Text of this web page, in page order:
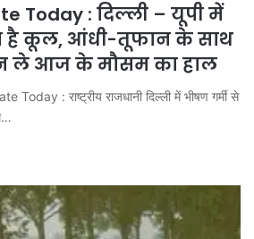
Today : दिल्ली – यूपी में
है कूल, आंधी-तूफान के साथ
ले आज के मौसम का हाल
Today : राष्ट्रीय राजधानी दिल्ली में भीषण गर्मी से